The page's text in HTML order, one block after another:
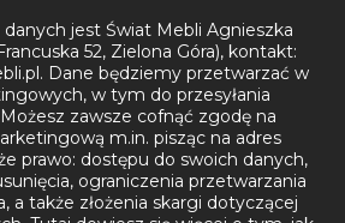
jest Świat Mebli Agnieszka
52, Zielona Góra), kontakt:
Dane będziemy przetwarzać w
w tym do przesyłania
zawsze cofnąć zgodę na
m.in. pisząc na adres
prawo: dostępu do swoich danych,
ograniczenia przetwarzania
a także złożenia skargi dotyczącej